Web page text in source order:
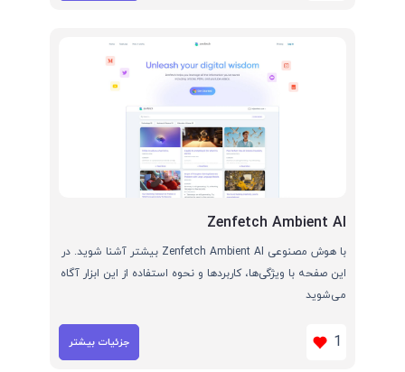
Zenfetch Ambient AI
با هوش مصنوعی Zenfetch Ambient AI بیشتر آشنا شوید. در
این صفحه با ویژگی‌ها، کاربردها و نحوه استفاده از این ابزار آگاه
می‌شوید
1 جزئیات بیشتر